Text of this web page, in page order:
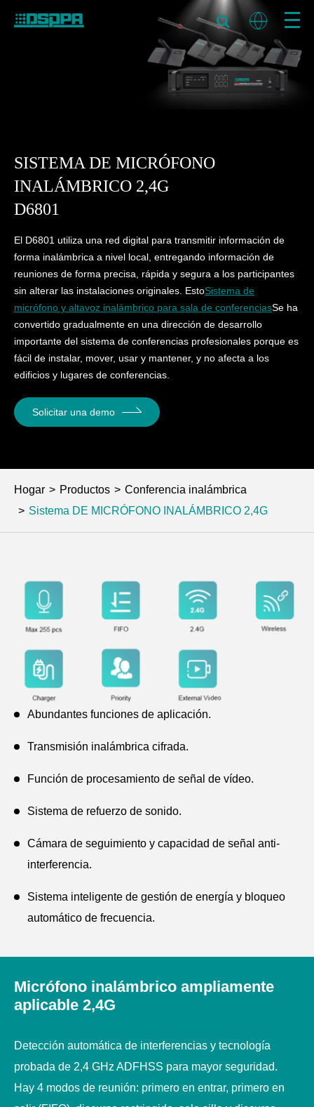
SISTEMA DE MICRÓFONO
INALÁMBRICO 2,4G
D6801
El D6801 utiliza una red digital para transmitir información de
forma inalámbrica a nivel local, entregando información de
reuniones de forma precisa, rápida y segura a los participantes
sin alterar las instalaciones originales. EstoSistema de
micrófono y altavoz inalámbrico para sala de conferenciasSe ha
convertido gradualmente en una dirección de desarrollo
importante del sistema de conferencias profesionales porque es
fácil de instalar, mover, usar y mantener, y no afecta a los
edificios y lugares de conferencias.
Solicitar una demo
Hogar Productos
Conferencia inalámbrica
Sistema DE MICRÓFONO INALÁMBRICO 2,4G
Abundantes funciones de aplicación.
Transmisión inalámbrica cifrada.
Función de procesamiento de señal de vídeo.
Sistema de refuerzo de sonido.
Cámara de seguimiento y capacidad de señal anti-
interferencia.
Sistema inteligente de gestión de energía y bloqueo
automático de frecuencia.
Micrófono inalámbrico ampliamente
aplicable 2,4G
Detección automática de interferencias y tecnología
probada de 2,4 GHz ADFHSS para mayor seguridad.
Hay 4 modos de reunión: primero en entrar, primero en